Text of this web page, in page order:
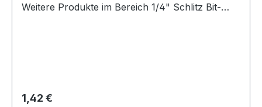
Weitere Produkte im Bereich 1/4" Schlitz Bit-
Regulärer Preis:
1,42 €